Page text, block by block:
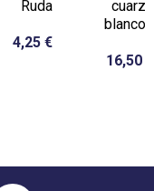
Ruda
4,25 €
cuarzo
blanco...
16,50 €